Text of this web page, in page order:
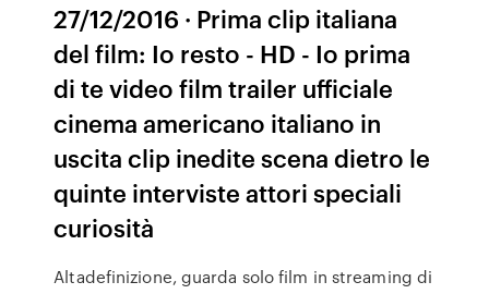
27/12/2016 · Prima clip italiana
del film: Io resto - HD - Io prima
di te video film trailer ufficiale
cinema americano italiano in
uscita clip inedite scena dietro le
quinte interviste attori speciali
curiosità
Altadefinizione, guarda solo film in streaming di